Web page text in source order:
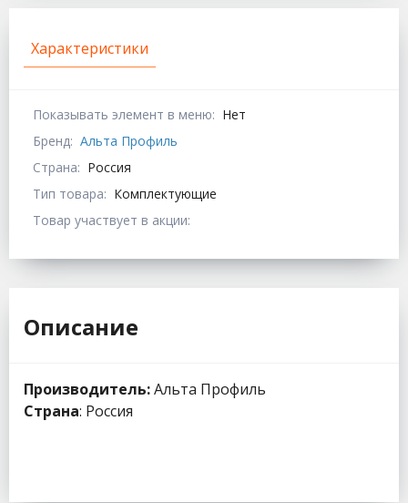
Характеристики
Показывать элемент в меню: Нет
Бренд: Альта Профиль
Страна: Россия
Тип товара: Комплектующие
Товар участвует в акции:
Описание
Производитель:Альта Профиль
Страна: Россия